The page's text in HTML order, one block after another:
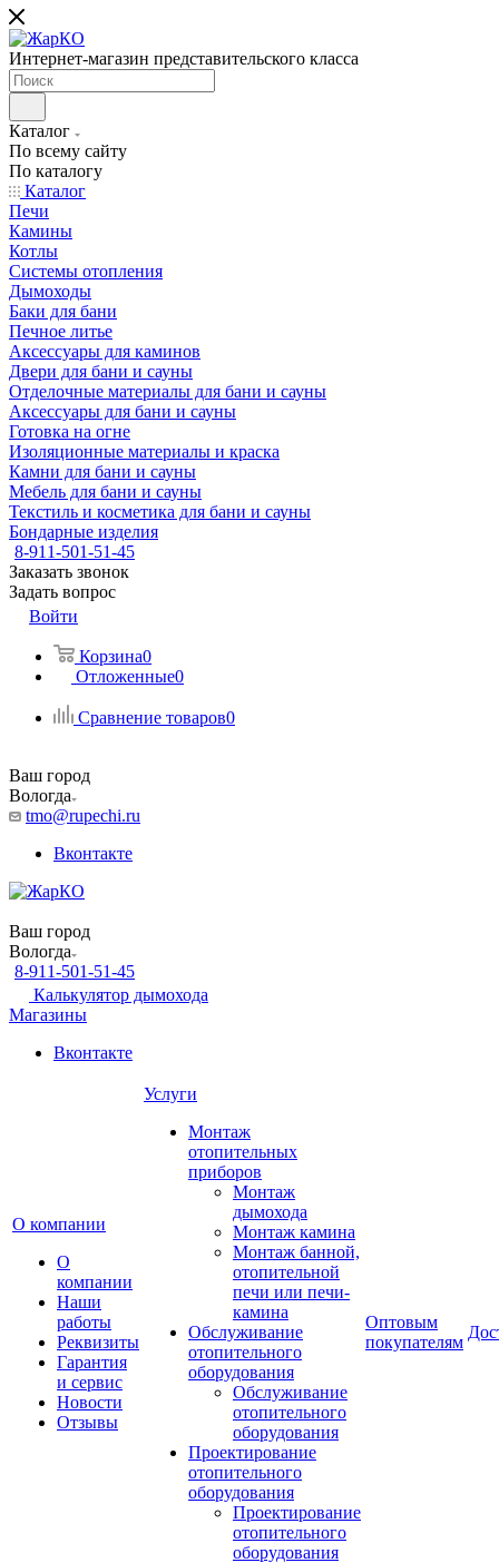
Интернет-магазин представительского класса
Каталог
По всему сайту
По каталогу
Каталог
Печи
Камины
Котлы
Системы отопления
Дымоходы
Баки для бани
Печное литье
Аксессуары для каминов
Двери для бани и сауны
Отделочные материалы для бани и сауны
Аксессуары для бани и сауны
Готовка на огне
Изоляционные материалы и краска
Камни для бани и сауны
Мебель для бани и сауны
Текстиль и косметика для бани и сауны
Бондарные изделия
8-911-501-51-45
Заказать звонок
Задать вопрос
Войти
Корзина0
Отложенные0
Сравнение товаров0
Ваш город
Вологда
tmo@rupechi.ru
Вконтакте
Ваш город
Вологда
8-911-501-51-45
Калькулятор дымохода
Магазины
Вконтакте
О компании
О
компании
Наши
работы
Реквизиты
Гарантия
и сервис
Новости
Отзывы
Услуги
Монтаж
отопительных
приборов
Монтаж
дымохода
Монтаж камина
Монтаж банной,
отопительной
печи или печи-
камина
Обслуживание
отопительного
оборудования
Обслуживание
отопительного
оборудования
Проектирование
отопительного
оборудования
Проектирование
отопительного
оборудования
Оптовым
покупателям